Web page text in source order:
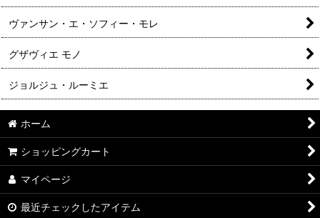
ヴァンサン・エ・ソフィー・モレ
グザヴィエ モノ
ジョルジュ・ルーミエ
ホーム
ショッピングカート
マイページ
最近チェックしたアイテム